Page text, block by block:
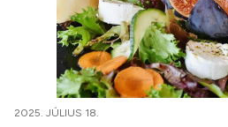
2025. JÚLIUS 18.